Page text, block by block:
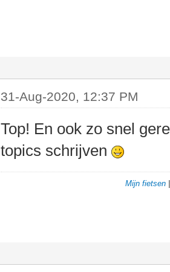
31-Aug-2020, 12:37 PM
Top! En ook zo snel
topics schrijven
Mijn fietsen